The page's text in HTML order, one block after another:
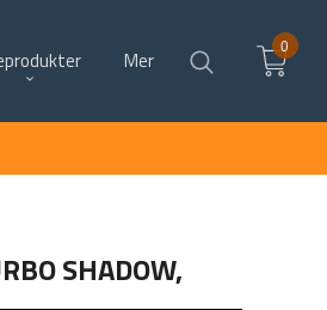
Mer
0
SHADOW,